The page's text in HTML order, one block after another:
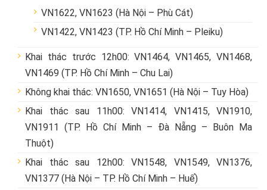
VN1622, VN1623 (Hà Nội – Phù Cát)
VN1422, VN1423 (TP. Hồ Chí Minh – Pleiku)
Khai thác trước 12h00: VN1464, VN1465, VN1468,
VN1469 (TP. Hồ Chí Minh – Chu Lai)
Không khai thác: VN1650, VN1651 (Hà Nội – Tuy Hòa)
Khai thác sau 11h00: VN1414, VN1415, VN1910,
VN1911 (TP. Hồ Chí Minh – Đà Nẵng – Buôn Ma
Thuột)
Khai thác sau 12h00: VN1548, VN1549, VN1376,
VN1377 (Hà Nội – TP. Hồ Chí Minh – Huế)